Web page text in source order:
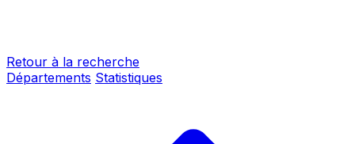
Retour à la recherche
Départements Statistiques